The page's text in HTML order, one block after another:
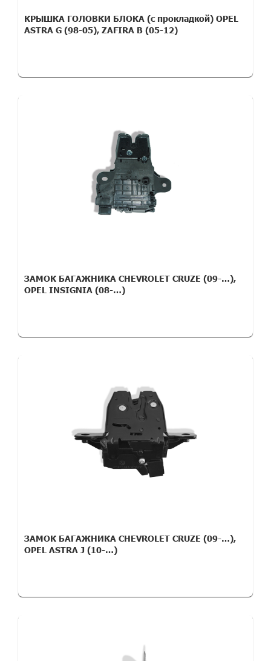
КРЫШКА ГОЛОВКИ БЛОКА (с прокладкой) OPEL
ASTRA G (98-05), ZAFIRA B (05-12)
ЗАМОК БАГАЖНИКА CHEVROLET CRUZE (09-…),
OPEL INSIGNIA (08-…)
ЗАМОК БАГАЖНИКА CHEVROLET CRUZE (09-…),
OPEL ASTRA J (10-…)